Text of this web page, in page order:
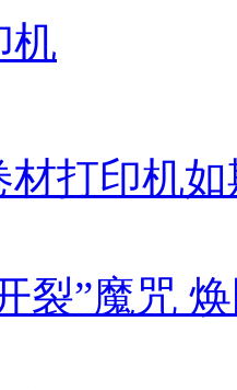
机
材打印机
裂”魔咒